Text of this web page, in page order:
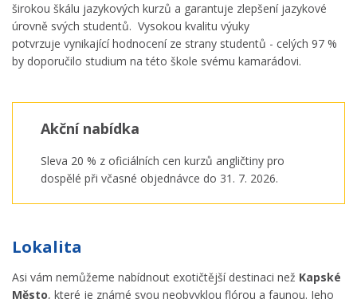
širokou škálu jazykových kurzů a garantuje zlepšení jazykové
úrovně svých studentů. Vysokou kvalitu výuky
potvrzuje vynikající hodnocení ze strany studentů - celých 97 %
by doporučilo studium na této škole svému kamarádovi.
Akční nabídka
Sleva 20 % z oficiálních cen kurzů angličtiny pro
dospělé při včasné objednávce do 31. 7. 2026.
Lokalita
Asi vám nemůžeme nabídnout exotičtější destinaci než Kapské
Město, které je známé svou neobvyklou flórou a faunou. Jeho